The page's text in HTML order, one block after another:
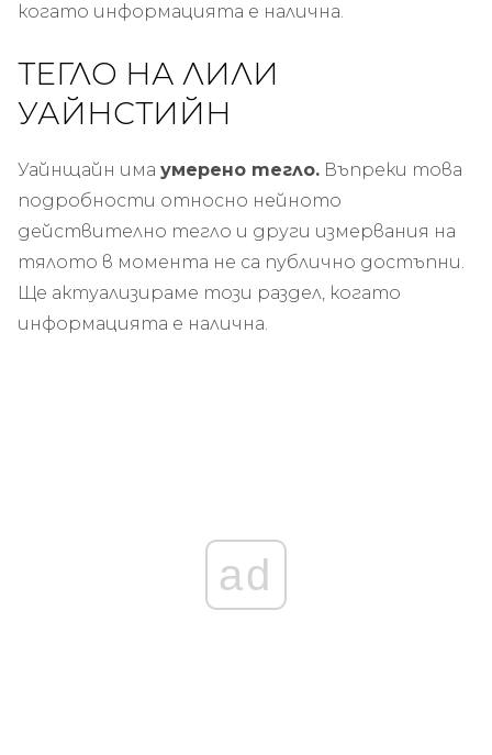
когато информацията е налична.
ТЕГЛО НА ЛИЛИ
УАЙНСТИЙН
Уайнщайн има умерено тегло. Въпреки това
подробности относно нейното
действително тегло и други измервания на
тялото в момента не са публично достъпни.
Ще актуализираме този раздел, когато
информацията е налична.
ad